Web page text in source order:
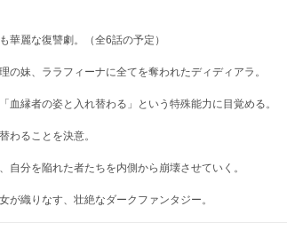
華麗な復讐劇。（全6話の予定）
の妹、ララフィーナに全てを奪われたディディアラ。
血縁者の姿と入れ替わる」という特殊能力に目覚める。
わることを決意。
自分を陥れた者たちを内側から崩壊させていく。
が織りなす、壮絶なダークファンタジー。